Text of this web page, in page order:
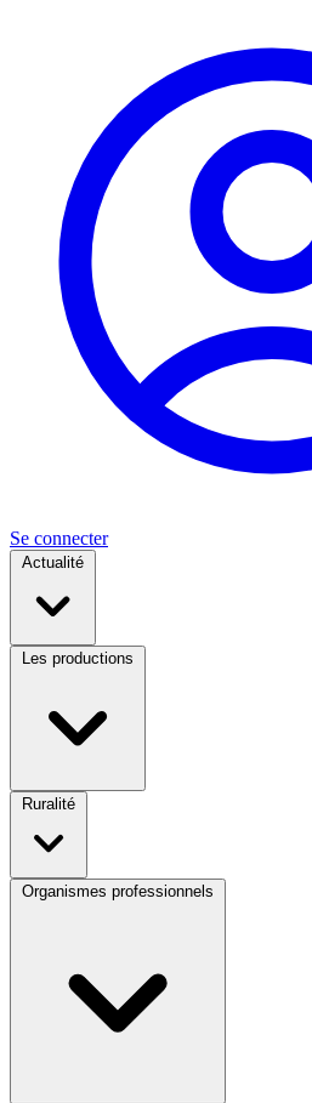
Se connecter
Actualité
Les productions
Ruralité
Organismes professionnels